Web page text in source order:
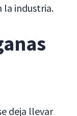
la industria.
deja llevar